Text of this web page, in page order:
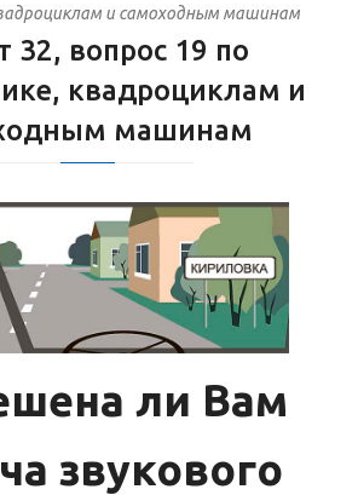
и самоходным машинам
32, вопрос 19 по
квадроциклам и
машинам
ли Вам
звукового